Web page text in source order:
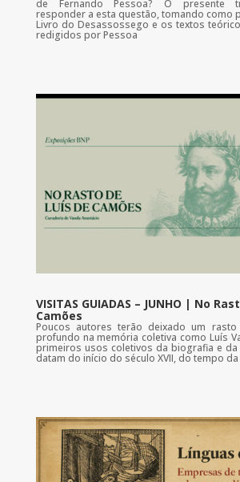
de Fernando Pessoa? O presente
responder a esta questão, tomando como
Livro do Desassossego e os textos
redigidos por Pessoa
VISITAS GUIADAS – JUNHO | No
Camões
Poucos autores terão deixado um
profundo na memória coletiva como Luís
primeiros usos coletivos da biografia e da
datam do início do século XVII, do tempo